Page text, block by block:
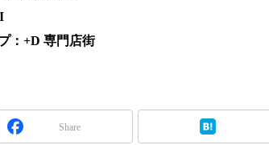
：+D 専門店街
Share